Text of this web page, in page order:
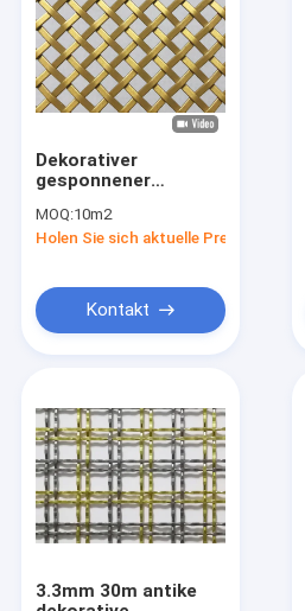
Dekorativer
gesponnener
2m Soem SGS
MOQ:10m2
Holen Sie sich aktuelle Preis
Kontakt
3.3mm 30m antike